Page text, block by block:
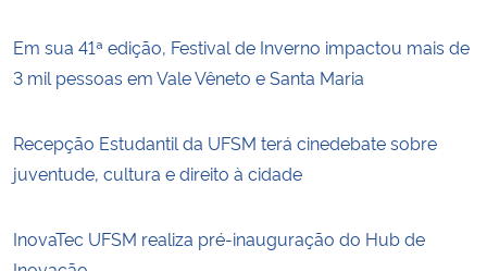
Em sua 41ª edição, Festival de Inverno impactou mais de
3 mil pessoas em Vale Vêneto e Santa Maria
Recepção Estudantil da UFSM terá cinedebate sobre
juventude, cultura e direito à cidade
InovaTec UFSM realiza pré-inauguração do Hub de